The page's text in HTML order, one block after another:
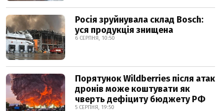
Росія зруйнувала склад Bosch:
уся продукція знищена
6 СЕРПНЯ, 10:50
Порятунок Wildberries після атак
дронів може коштувати як
чверть дефіциту бюджету РФ
5 СЕРПНЯ, 19:50